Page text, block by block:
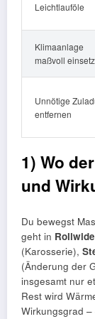
Leichtlauföle
Klimaanlage
maßvoll
Unnötige
entfernen
1) Wo
und
Du bewegst
geht in
(Karosserie),
(Änderung der
insgesamt nur
Rest wird
Wirkungsgrad